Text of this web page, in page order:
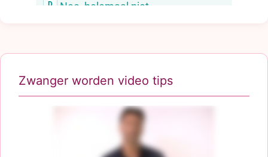
Zwanger worden video tips